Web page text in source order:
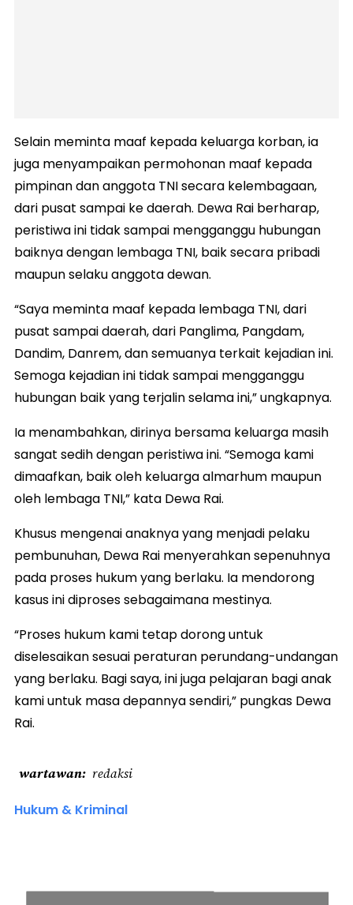
Selain meminta maaf kepada keluarga korban, ia
juga menyampaikan permohonan maaf kepada
pimpinan dan anggota TNI secara kelembagaan,
dari pusat sampai ke daerah. Dewa Rai berharap,
peristiwa ini tidak sampai mengganggu hubungan
baiknya dengan lembaga TNI, baik secara pribadi
maupun selaku anggota dewan.
“Saya meminta maaf kepada lembaga TNI, dari
pusat sampai daerah, dari Panglima, Pangdam,
Dandim, Danrem, dan semuanya terkait kejadian ini.
Semoga kejadian ini tidak sampai mengganggu
hubungan baik yang terjalin selama ini,” ungkapnya.
Ia menambahkan, dirinya bersama keluarga masih
sangat sedih dengan peristiwa ini. “Semoga kami
dimaafkan, baik oleh keluarga almarhum maupun
oleh lembaga TNI,” kata Dewa Rai.
Khusus mengenai anaknya yang menjadi pelaku
pembunuhan, Dewa Rai menyerahkan sepenuhnya
pada proses hukum yang berlaku. Ia mendorong
kasus ini diproses sebagaimana mestinya.
“Proses hukum kami tetap dorong untuk
diselesaikan sesuai peraturan perundang-undangan
yang berlaku. Bagi saya, ini juga pelajaran bagi anak
kami untuk masa depannya sendiri,” pungkas Dewa
Rai.
wartawan redaksi
Hukum & Kriminal